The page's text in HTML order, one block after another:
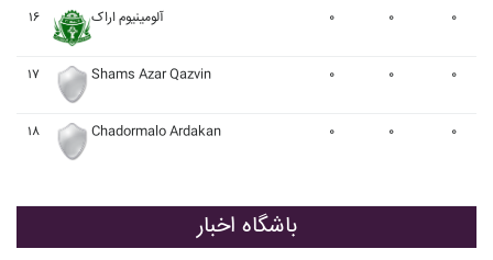
۱۶ آلومينيوم اراک ۰ ۰ ۰
۱۷ Shams Azar Qazvin ۰ ۰ ۰
۱۸ Chadormalo Ardakan ۰ ۰ ۰
باشگاه اخبار